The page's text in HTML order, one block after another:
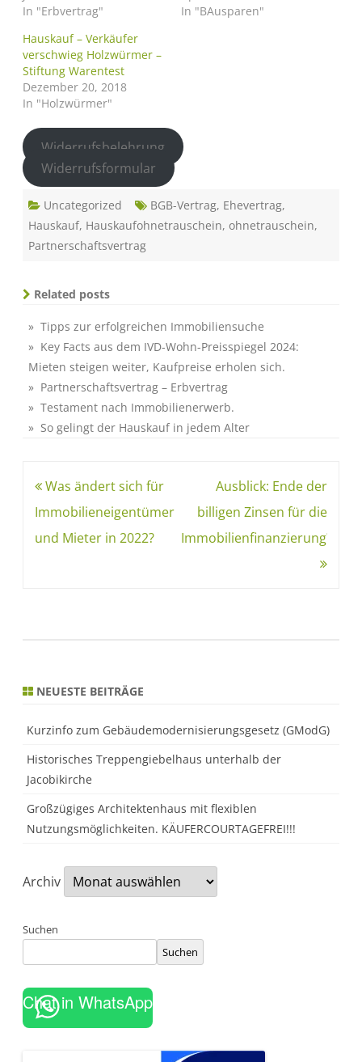
In "Erbvertrag"
In "BAusparen"
Hauskauf – Verkäufer
verschwieg Holzwürmer –
Stiftung Warentest
Dezember 20, 2018
In "Holzwürmer"
Widerrufsbelehrung
Widerrufsformular
Uncategorized BGB-Vertrag, Ehevertrag,
Hauskauf, Hauskaufohnetrauschein, ohnetrauschein,
Partnerschaftsvertrag
Related posts
» Tipps zur erfolgreichen Immobiliensuche
» Key Facts aus dem IVD-Wohn-Preisspiegel 2024:
Mieten steigen weiter, Kaufpreise erholen sich.
» Partnerschaftsvertrag – Erbvertrag
» Testament nach Immobilienerwerb.
» So gelingt der Hauskauf in jedem Alter
Was ändert sich für
Immobilieneigentümer
und Mieter in 2022?
Ausblick: Ende der
billigen Zinsen für die
Immobilienfinanzierung?
NEUESTE BEITRÄGE
Kurzinfo zum Gebäudemodernisierungsgesetz (GModG)
Historisches Treppengiebelhaus unterhalb der
Jacobikirche
Großzügiges Architektenhaus mit flexiblen
Nutzungsmöglichkeiten. KÄUFERCOURTAGEFREI!!!
Archiv
Suchen
Suchen
Chat in WhatsApp